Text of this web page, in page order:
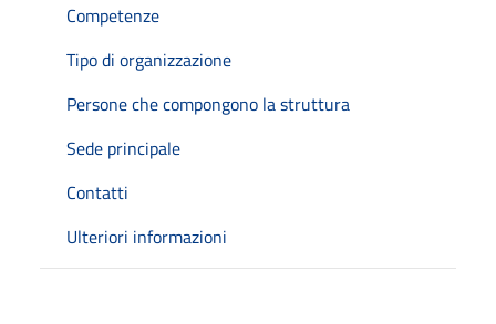
Competenze
Tipo di organizzazione
Persone che compongono la struttura
Sede principale
Contatti
Ulteriori informazioni